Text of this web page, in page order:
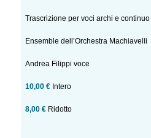
Trascrizione per voci archi e
Ensemble dell’Orchestra Machiavelli
Andrea Filippi voce
10,00 € Intero
8,00 € Ridotto